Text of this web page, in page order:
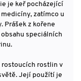
je keř pocházející
zatímco u
Prášek z kořene
speciálních
rostoucích rostlin v
Její použítí je